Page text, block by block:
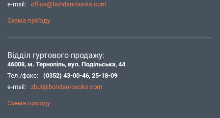
e-mail:
office@bohdan-books.com
Схема проїзду
Відділ гуртового продажу:
46008, м. Тернопіль, вул. Подільська, 44
Тел./факс:
(0352) 43-00-46, 25-18-09
e-mail:
zbut@bohdan-books.com
Схема проїзду